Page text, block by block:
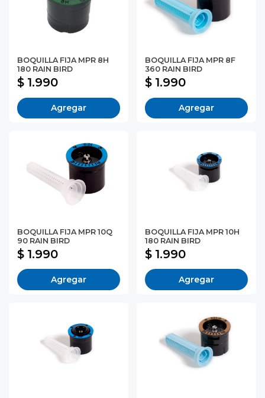
BOQUILLA FIJA MPR 8H
180 RAIN BIRD
$ 1.990
Agregar
BOQUILLA FIJA MPR 8F
360 RAIN BIRD
$ 1.990
Agregar
BOQUILLA FIJA MPR 10Q
90 RAIN BIRD
$ 1.990
Agregar
BOQUILLA FIJA MPR 10H
180 RAIN BIRD
$ 1.990
Agregar